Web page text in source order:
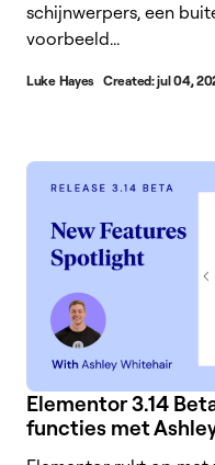
schijnwerpers, een
voorbeeld...
Luke Hayes Created:jul 04,
Elementor 3.14
functies met